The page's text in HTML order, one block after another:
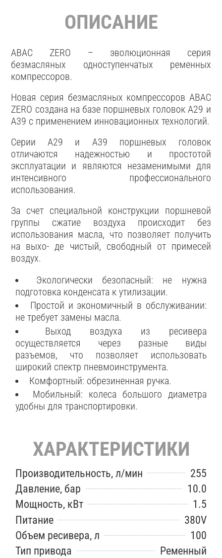
ОПИСАНИЕ
ABAC ZERO – эволюционная серия
безмасляных одноступенчатых ременных
компрессоров.
Новая серия безмасляных компрессоров АВАС
ZERO создана на базе поршневых головок А29 и
А39 с применением инновационных технологий.
Серии А29 и А39 поршневых головок
отличаются надежностью и простотой
эксплуатации и являются незаменимыми для
интенсивного профессионального
использования.
За счет специальной конструкции поршневой
группы сжатие воздуха происходит без
использования масла, что позволяет получить
на выхо- де чистый, свободный от примесей
воздух.
Экологически безопасный: не нужна
подготовка конденсата к утилизации.
Простой и экономичный в обслуживании:
не требует замены масла.
Выход воздуха из ресивера
осуществляется через разные виды
разъемов, что позволяет использовать
широкий спектр пневмоинструмента.
Комфортный: обрезиненная ручка.
Мобильный: колеса большого диаметра
удобны для транспортировки.
ХАРАКТЕРИСТИКИ
Производительность, л/мин
255
Давление, бар
10.0
Мощность, кВт
1.5
Питание
380V
Объем ресивера, л
100
Тип привода
Ременный